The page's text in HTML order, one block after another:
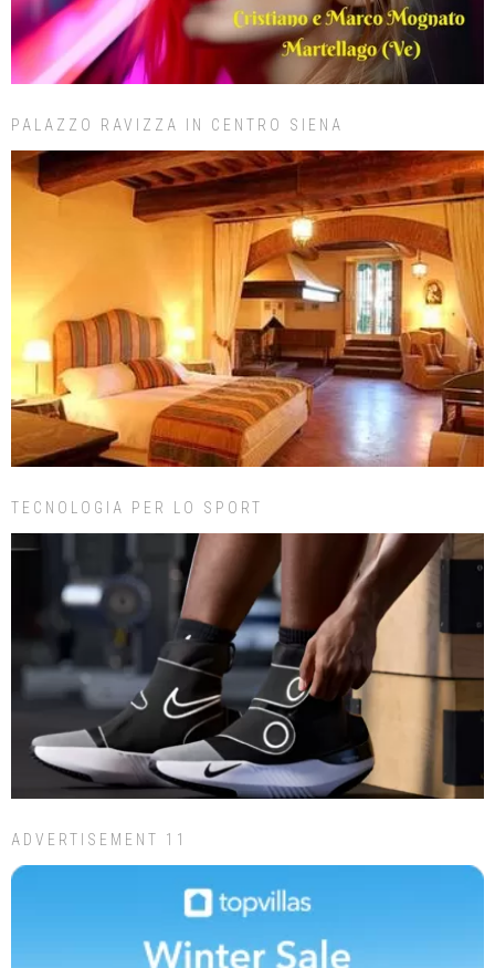
PALAZZO RAVIZZA IN CENTRO SIENA
TECNOLOGIA PER LO SPORT
ADVERTISEMENT 11